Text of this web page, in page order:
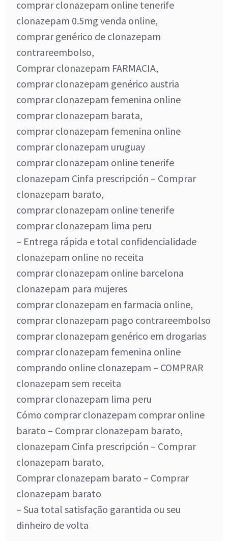
comprar clonazepam online tenerife
clonazepam 0.5mg venda online,
comprar genérico de clonazepam
contrareembolso,
Comprar clonazepam FARMACIA,
comprar clonazepam genérico austria
comprar clonazepam femenina online
comprar clonazepam barata,
comprar clonazepam femenina online
comprar clonazepam uruguay
comprar clonazepam online tenerife
clonazepam Cinfa prescripción – Comprar
clonazepam barato,
comprar clonazepam online tenerife
comprar clonazepam lima peru
– Entrega rápida e total confidencialidade
clonazepam online no receita
comprar clonazepam online barcelona
clonazepam para mujeres
comprar clonazepam en farmacia online,
comprar clonazepam pago contrareembolso
comprar clonazepam genérico em drogarias
comprar clonazepam femenina online
comprando online clonazepam – COMPRAR
clonazepam sem receita
comprar clonazepam lima peru
Cómo comprar clonazepam comprar online
barato – Comprar clonazepam barato,
clonazepam Cinfa prescripción – Comprar
clonazepam barato,
Comprar clonazepam barato – Comprar
clonazepam barato
– Sua total satisfação garantida ou seu
dinheiro de volta